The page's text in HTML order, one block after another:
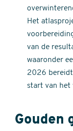
Het
van de
waaronder
2026 bereidt
start van het
Gouden